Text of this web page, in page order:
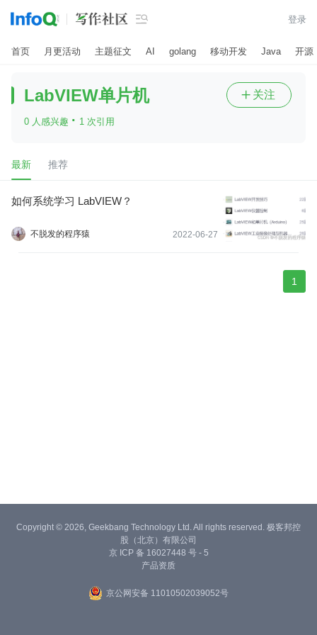
 登录
首页 月更活动 主题征文 AI golang 移动开发 Java 开源
​LabVIEW单片机
0 人感兴趣 · 1 次引用
 关注
最新 推荐
如何系统学习 LabVIEW？
不脱发的程序猿 2022-06-27
1
Copyright © 2026, Geekbang Technology Ltd. All rights reserved. 极客邦控
股（北京）有限公司
京 ICP 备 16027448 号 - 5
产品资质
京公网安备 11010502039052号